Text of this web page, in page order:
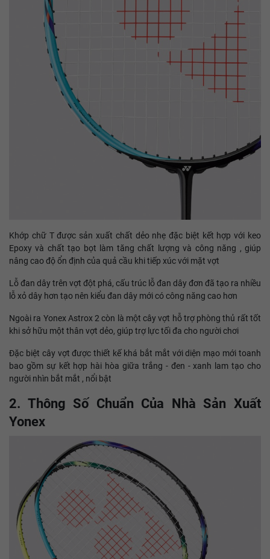
Khớp chữ T được sản xuất chất dẻo nhẹ đặc biệt kết hợp với keo
Epoxy và chất tạo bọt làm tăng chất lượng và công năng , giúp
nâng cao độ ổn định của quả cầu khi tiếp xúc với mặt vợt
Lỗ đan dây trên vợt đột phá, cấu trúc lỗ đan dây đơn đã tạo ra nhiều
lỗ xỏ dây hơn tạo nên kiểu đan dây mới có công năng cao hơn
Ngoài ra Yonex Astrox 2 còn là một cây vợt hỗ trợ phòng thủ rất tốt
khi sở hữu một thân vợt dẻo, giúp trợ lực tối đa cho người chơi
Đặc biệt cây vợt được thiết kế khá bắt mắt với diện mạo mới toanh
bao gồm sự kết hợp hài hòa giữa trắng - đen - xanh lam tạo cho
người nhìn bắt mắt , nổi bật
2. Thông Số Chuẩn Của Nhà Sản Xuất
Yonex